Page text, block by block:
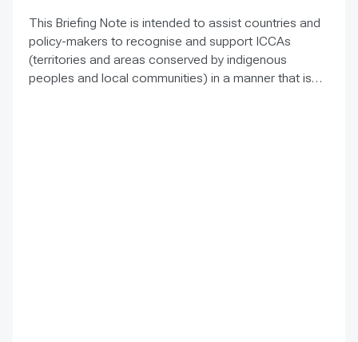
This Briefing Note is intended to assist countries and
policy-makers to recognise and support ICCAs
(territories and areas conserved by indigenous
peoples and local communities) in a manner that is